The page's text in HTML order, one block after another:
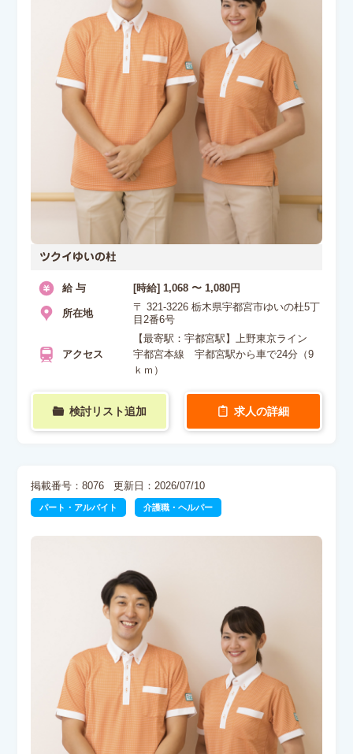
ツクイゆいの杜
給 与 [時給] 1,068 〜 1,080円
所在地
〒 321-3226 栃木県宇都宮市ゆいの杜5丁
目2番6号
アクセス
【最寄駅：宇都宮駅】上野東京ライン
宇都宮本線 宇都宮駅から車で24分（9
ｋｍ）
検討リスト追加 求人の詳細
掲載番号：8076 更新日：2026/07/10
パート・アルバイト 介護職・ヘルパー